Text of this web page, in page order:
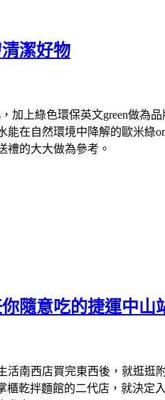
潔好物
上綠色環保英文green做為品
在自然環境中降解的歐米綠
禮的大大做為參考。
隨意吃的捷運中山
南西店買完東西後，就逛逛
乾拌麵館的二代店，就決定